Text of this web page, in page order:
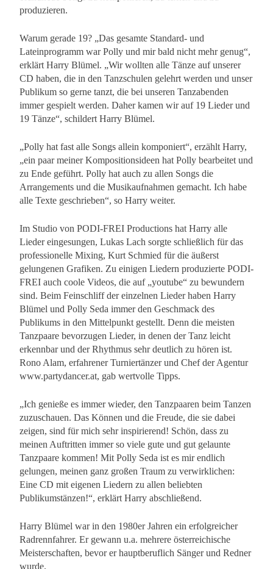
produzieren.
Warum gerade 19? „Das gesamte Standard- und
Lateinprogramm war Polly und mir bald nicht mehr genug“,
erklärt Harry Blümel. „Wir wollten alle Tänze auf unserer
CD haben, die in den Tanzschulen gelehrt werden und unser
Publikum so gerne tanzt, die bei unseren Tanzabenden
immer gespielt werden. Daher kamen wir auf 19 Lieder und
19 Tänze“, schildert Harry Blümel.
„Polly hat fast alle Songs allein komponiert“, erzählt Harry,
„ein paar meiner Kompositionsideen hat Polly bearbeitet und
zu Ende geführt. Polly hat auch zu allen Songs die
Arrangements und die Musikaufnahmen gemacht. Ich habe
alle Texte geschrieben“, so Harry weiter.
Im Studio von PODI-FREI Productions hat Harry alle
Lieder eingesungen, Lukas Lach sorgte schließlich für das
professionelle Mixing, Kurt Schmied für die äußerst
gelungenen Grafiken. Zu einigen Liedern produzierte PODI-
FREI auch coole Videos, die auf „youtube“ zu bewundern
sind. Beim Feinschliff der einzelnen Lieder haben Harry
Blümel und Polly Seda immer den Geschmack des
Publikums in den Mittelpunkt gestellt. Denn die meisten
Tanzpaare bevorzugen Lieder, in denen der Tanz leicht
erkennbar und der Rhythmus sehr deutlich zu hören ist.
Rono Alam, erfahrener Turniertänzer und Chef der Agentur
www.partydancer.at, gab wertvolle Tipps.
„Ich genieße es immer wieder, den Tanzpaaren beim Tanzen
zuzuschauen. Das Können und die Freude, die sie dabei
zeigen, sind für mich sehr inspirierend! Schön, dass zu
meinen Auftritten immer so viele gute und gut gelaunte
Tanzpaare kommen! Mit Polly Seda ist es mir endlich
gelungen, meinen ganz großen Traum zu verwirklichen:
Eine CD mit eigenen Liedern zu allen beliebten
Publikumstänzen!“, erklärt Harry abschließend.
Harry Blümel war in den 1980er Jahren ein erfolgreicher
Radrennfahrer. Er gewann u.a. mehrere österreichische
Meisterschaften, bevor er hauptberuflich Sänger und Redner
wurde.